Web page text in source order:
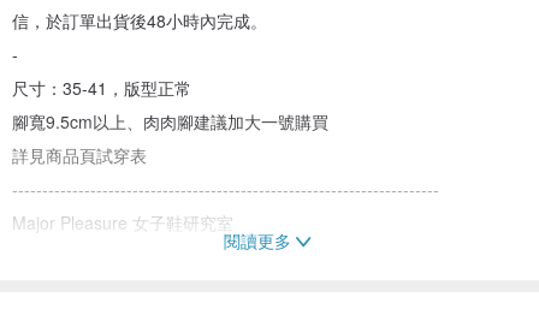
信，於訂單出貨後48小時內完成。
-
尺寸：35-41，版型正常
腳寬9.5cm以上、肉肉腳建議加大一號購買
詳見商品頁試穿表
-----------------------------------------------------------------------
Major Pleasure 女子鞋研究室
-----------------------------------------------------------------------
閱讀更多